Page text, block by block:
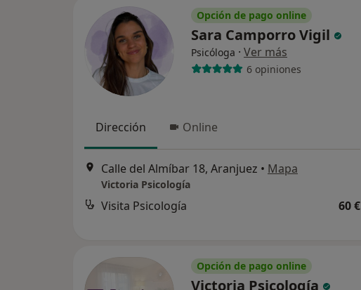
Opción de pago online
Sara Camporro Vigil
Psicóloga · Ver más
6 opiniones
Dirección Online
Calle del Almíbar 18, Aranjuez • Mapa
Victoria Psicología
Visita Psicología 60 €
Opción de pago online
Victoria Psicología